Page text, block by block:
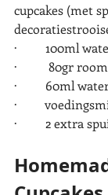
cupcakes (met
·         100ml
·          80gr
·         60ml
·
·         2 extra